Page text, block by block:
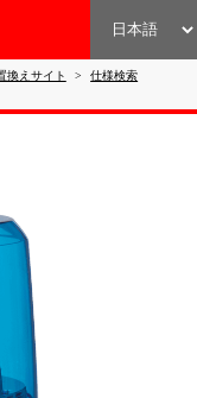
換えサイト
仕様検索